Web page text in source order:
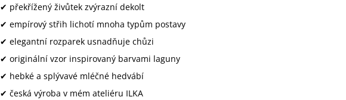
✔ překřížený živůtek zvýrazní dekolt
✔ empírový střih lichotí mnoha typům postavy
✔ elegantní rozparek usnadňuje chůzi
✔ originální vzor inspirovaný barvami laguny
✔ hebké a splývavé mléčné hedvábí
✔ česká výroba v mém ateliéru ILKA